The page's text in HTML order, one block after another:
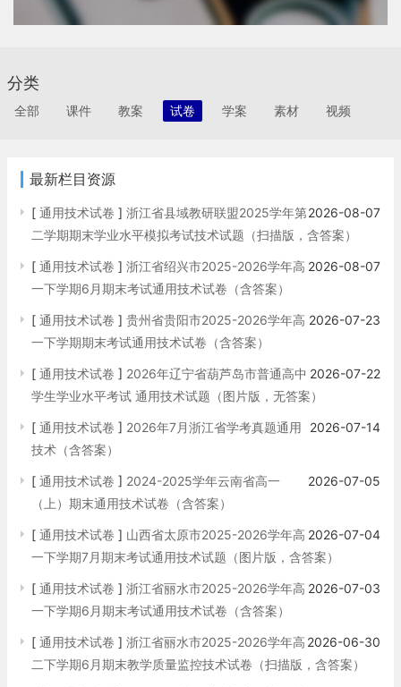
分类
全部 课件 教案 试卷 学案 素材 视频
最新栏目资源
2026-08-07
[ 通用技术试卷 ] 浙江省县域教研联盟2025学年第
二学期期末学业水平模拟考试技术试题（扫描版，含答案）
2026-08-07
[ 通用技术试卷 ] 浙江省绍兴市2025-2026学年高
一下学期6月期末考试通用技术试卷（含答案）
2026-07-23
[ 通用技术试卷 ] 贵州省贵阳市2025-2026学年高
一下学期期末考试通用技术试卷（含答案）
2026-07-22
[ 通用技术试卷 ] 2026年辽宁省葫芦岛市普通高中
学生学业水平考试 通用技术试题（图片版，无答案）
2026-07-14
[ 通用技术试卷 ] 2026年7月浙江省学考真题通用
技术（含答案）
2026-07-05
[ 通用技术试卷 ] 2024-2025学年云南省高一
（上）期末通用技术试卷（含答案）
2026-07-04
[ 通用技术试卷 ] 山西省太原市2025-2026学年高
一下学期7月期末考试通用技术试题（图片版，含答案）
2026-07-03
[ 通用技术试卷 ] 浙江省丽水市2025-2026学年高
一下学期6月期末考试通用技术试卷（含答案）
2026-06-30
[ 通用技术试卷 ] 浙江省丽水市2025-2026学年高
二下学期6月期末教学质量监控技术试卷（扫描版，含答案）